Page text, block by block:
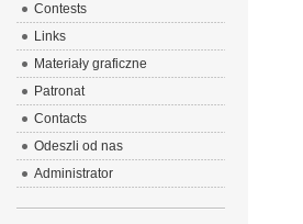
Contests
Links
Materiały graficzne
Patronat
Contacts
Odeszli od nas
Administrator